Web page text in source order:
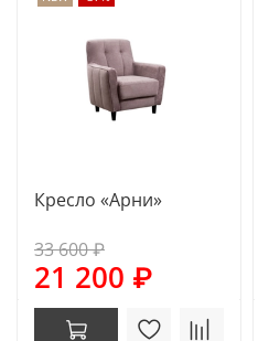
Кресло «Арни»
33 600 ₽
21 200 ₽